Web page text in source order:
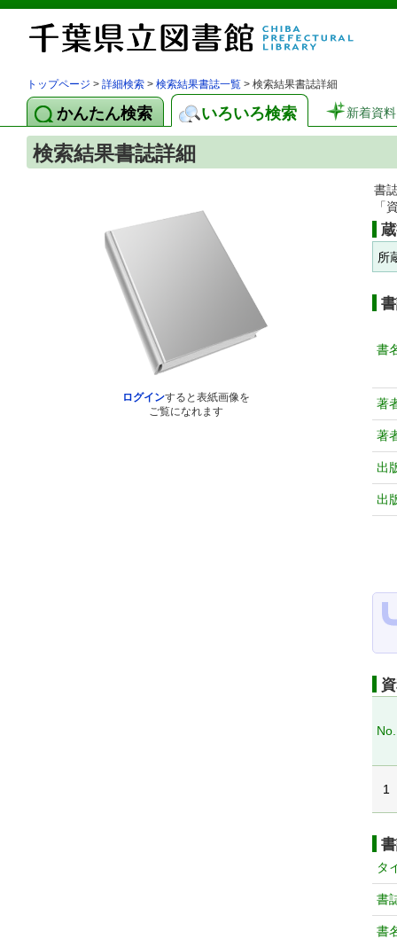
トップページ > 詳細検索 > 検索結果書誌一覧 > 検索結果書誌詳細
かんたん検索 いろいろ検索 新着資料
検索結果書誌詳細
ログインすると表紙画像を
ご覧になれます
書
「
所
書
著
著
出
出
No.
1
タ
書
書